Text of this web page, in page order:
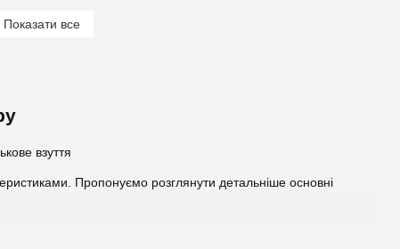
Пропонуємо розглянути детальніше основні
Показати все